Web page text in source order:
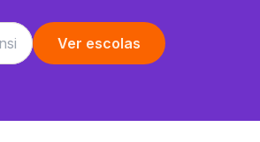
Ver escolas